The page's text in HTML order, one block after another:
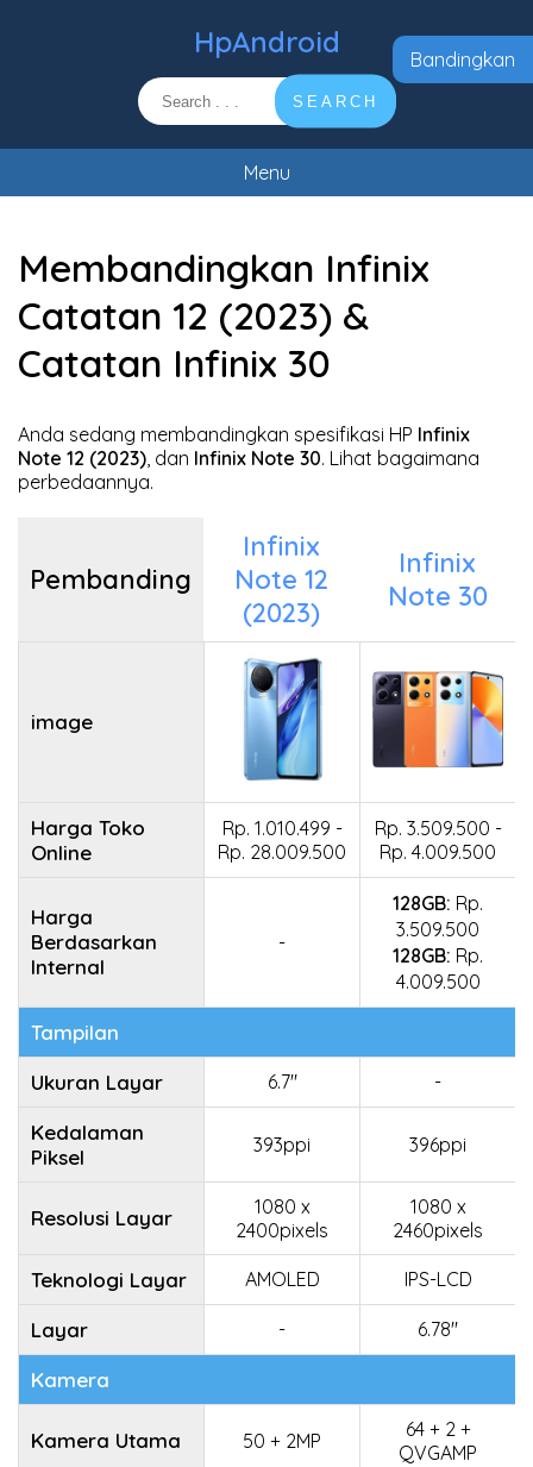
HpAndroid
SEARCH
Menu
Membandingkan Infinix
Catatan 12 (2023) &
Catatan Infinix 30
Anda sedang membandingkan spesifikasi HP Infinix
Note 12 (2023), dan Infinix Note 30. Lihat bagaimana
perbedaannya.
Pembanding
Infinix
Note 12
(2023)
Infinix
Note 30
image
Harga Toko
Online
Rp. 1.010.499 -
Rp. 28.009.500
Rp. 3.509.500 -
Rp. 4.009.500
Harga
Berdasarkan
Internal
-
128GB: Rp.
3.509.500
128GB: Rp.
4.009.500
Tampilan
Ukuran Layar
6.7" -
Kedalaman
Piksel
393ppi 396ppi
Resolusi Layar
1080 x
2400pixels
1080 x
2460pixels
Teknologi Layar AMOLED IPS-LCD
Layar - 6.78"
Kamera
Kamera Utama 50 + 2MP
64 + 2 +
QVGAMP
Bandingkan